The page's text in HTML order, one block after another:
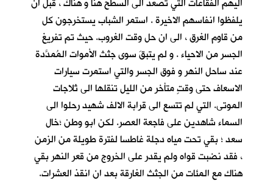
يلفظوا انفاسهم الاخيرة . استمر الشباب يستخرجون كل
من قاوم الغرق ، الى ان حل وقت الغروب. حيث تم تفريغ
الجسر من الاحياء . و لم يتبقَ سوى جثث الأموات المُمدَّدة
عند ساحل النهر و فوق الجسر والتي استمرت سيارات
الاسعاف حتى وقتٍ متأخر من الليل تنقلها الى ثلاجات
الموتى. التي لم تتسع الى قرابة الالف شهيد رحلوا الى
السماء شاهدين على فاجعة العصر. لكن ابو وطن ؛خال
سعد ؛ بقي تحت مياه دجلة غاطسا لفترة طويلة من الزمن
، فقد نضبت قواه ولم يقدر على الخروج من قعر النهر بقي
هناك مع المئات من الجثث الغارقة بعد ان انقذ العشرات.